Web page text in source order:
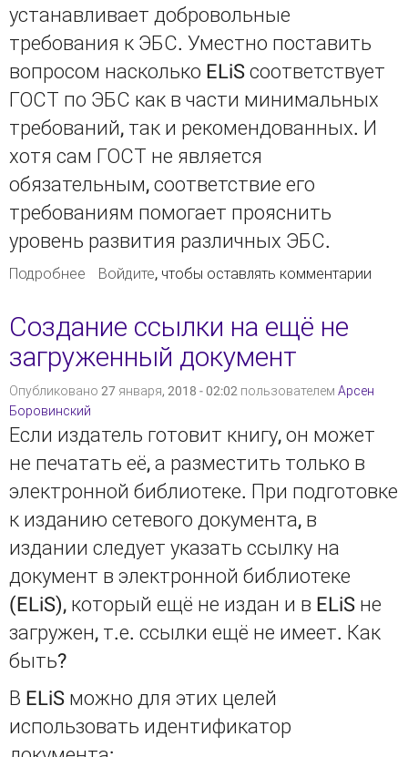
устанавливает добровольные
требования к ЭБС. Уместно поставить
вопросом насколько ELiS соответствует
ГОСТ по ЭБС как в части минимальных
требований, так и рекомендованных. И
хотя сам ГОСТ не является
обязательным, соответствие его
требованиям помогает прояснить
уровень развития различных ЭБС.
Подробнее о Совместимость ELiS с ГОСТ по результатам
Войдите, чтобы оставлять комментарии
Создание ссылки на ещё не
загруженный документ
Опубликовано 27 января, 2018 - 02:02 пользователем Арсен
Боровинский
Если издатель готовит книгу, он может
не печатать её, а разместить только в
электронной библиотеке. При подготовке
к изданию сетевого документа, в
издании следует указать ссылку на
документ в электронной библиотеке
(ELiS), который ещё не издан и в ELiS не
загружен, т.е. ссылки ещё не имеет. Как
быть?
В ELiS можно для этих целей
использовать идентификатор